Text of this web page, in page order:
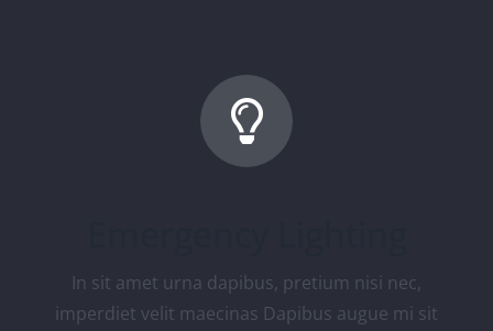
In sit amet urna dapibus, pretium nisi nec,
imperdiet velit maecinas Dapibus augue mi sit